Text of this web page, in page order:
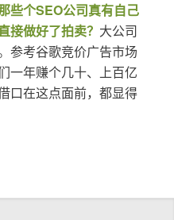
些个SEO公司真有自己
接做好了拍卖？ 大公司
参考谷歌竞价广告市场
一年赚个几十、上百亿
口在这点面前，都显得